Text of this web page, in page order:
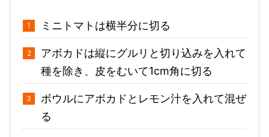
ミニトマトは横半分に切る
アボカドは縦にグルリと切り込みを入れて
種を除き、皮をむいて1cm角に切る
ボウルにアボカドとレモン汁を入れて混ぜ
る